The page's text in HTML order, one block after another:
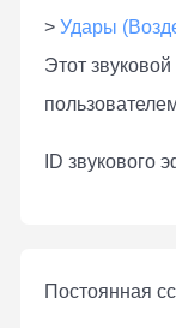
> Удары
Этот
ID звукового
Постоянная